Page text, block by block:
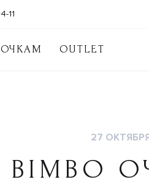
OUTLET
11
27
BIMBO